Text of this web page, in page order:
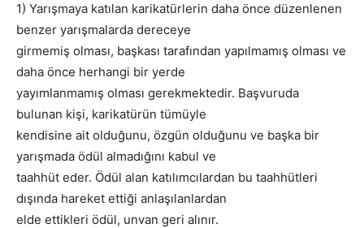
1) Yarışmaya katılan karikatürlerin daha önce düzenlenen
benzer yarışmalarda dereceye
girmemiş olması, başkası tarafından yapılmamış olması ve
daha önce herhangi bir yerde
yayımlanmamış olması gerekmektedir. Başvuruda
bulunan kişi, karikatürün tümüyle
kendisine ait olduğunu, özgün olduğunu ve başka bir
yarışmada ödül almadığını kabul ve
taahhüt eder. Ödül alan katılımcılardan bu taahhütleri
dışında hareket ettiği anlaşılanlardan
elde ettikleri ödül, unvan geri alınır.